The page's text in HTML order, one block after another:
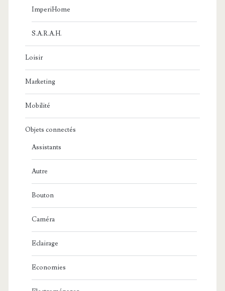
ImperiHome
S.A.R.A.H.
Loisir
Marketing
Mobilité
Objets connectés
Assistants
Autre
Bouton
Caméra
Eclairage
Economies